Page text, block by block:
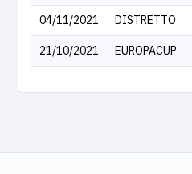
04/11/2021 DISTRETTO
21/10/2021 EUROPACUP